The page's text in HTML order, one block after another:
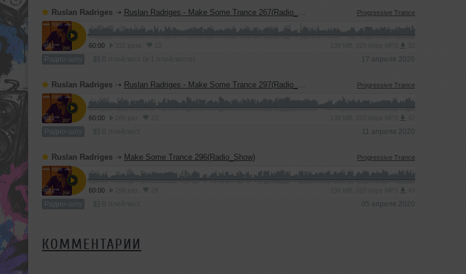
Ruslan Radriges ➝ Ruslan Radriges - Make Some Trance 267(Radio_Show) Progressive Trance
60:00
Радио-шоу 17 апреля 2020
Ruslan Radriges ➝ Ruslan Radriges - Make Some Trance 297(Radio_Show) Progressive Trance
60:00
Радио-шоу 11 апреля 2020
Ruslan Radriges ➝ Make Some Trance 296(Radio_Show) Progressive Trance
60:00
Радио-шоу 05 апреля 2020
КОММЕНТАРИИ